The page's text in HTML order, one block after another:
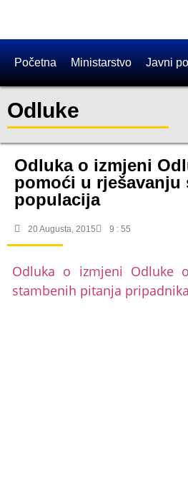
Početna Ministarstvo Javni
Odluke
​Odluka o izmjeni
pomoći u
populacija
20 Augusta, 2015 9 : 55
​Odluka o izmjeni Odluke
stambenih pitanja